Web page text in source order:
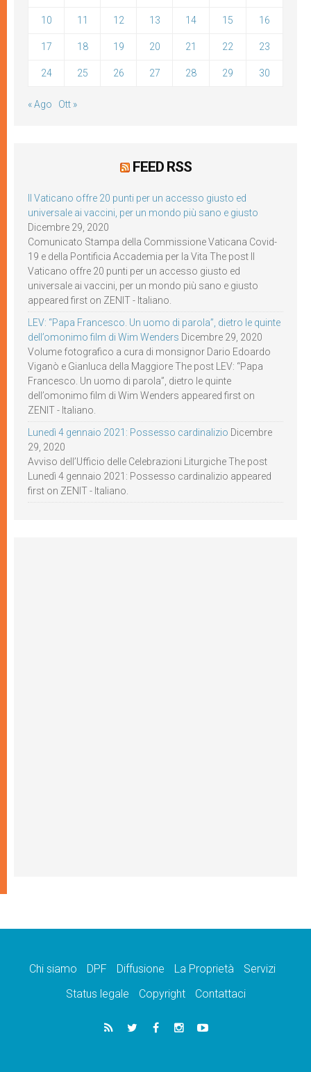
10 11 12 13 14 15 16
17 18 19 20 21 22 23
24 25 26 27 28 29 30
« Ago Ott »
FEED RSS
Il Vaticano offre 20 punti per un accesso giusto ed
universale ai vaccini, per un mondo più sano e giusto
Dicembre 29, 2020
Comunicato Stampa della Commissione Vaticana Covid-
19 e della Pontificia Accademia per la Vita The post Il
Vaticano offre 20 punti per un accesso giusto ed
universale ai vaccini, per un mondo più sano e giusto
appeared first on ZENIT - Italiano.
LEV: “Papa Francesco. Un uomo di parola”, dietro le quinte
dell’omonimo film di Wim Wenders Dicembre 29, 2020
Volume fotografico a cura di monsignor Dario Edoardo
Viganò e Gianluca della Maggiore The post LEV: “Papa
Francesco. Un uomo di parola”, dietro le quinte
dell’omonimo film di Wim Wenders appeared first on
ZENIT - Italiano.
Lunedì 4 gennaio 2021: Possesso cardinalizio Dicembre
29, 2020
Avviso dell’Ufficio delle Celebrazioni Liturgiche The post
Lunedì 4 gennaio 2021: Possesso cardinalizio appeared
first on ZENIT - Italiano.
Chi siamo DPF Diffusione La Proprietà
Servizi
Status legale
Copyright Contattaci